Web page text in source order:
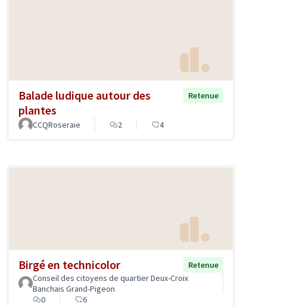
Balade ludique autour des
plantes
Retenue
CCQRoseraie 2 4
Birgé en technicolor
Retenue
Conseil des citoyens de quartier Deux-Croix
Banchais Grand-Pigeon
0
6